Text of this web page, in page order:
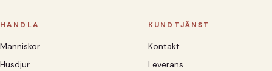
HANDLA
Människor
Husdjur
KUNDTJÄNST
Kontakt
Leverans